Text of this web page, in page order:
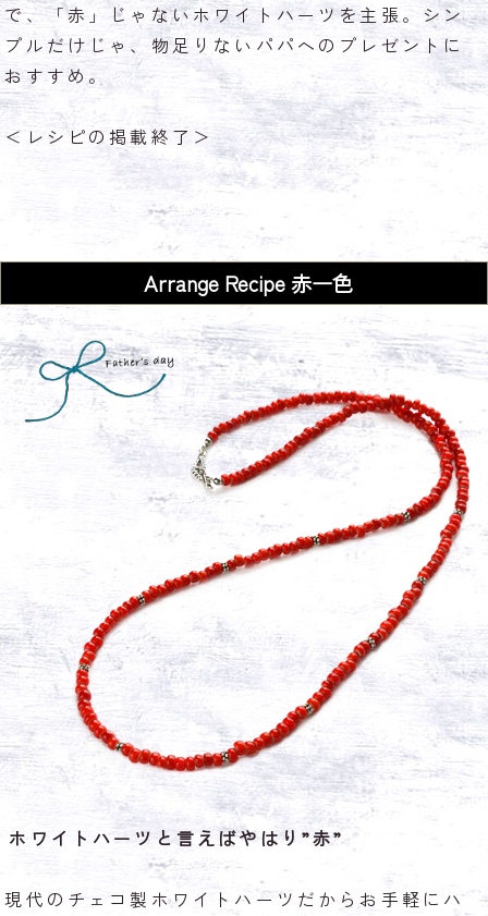
で、「赤」じゃないホワイトハーツを主張。シン
プルだけじゃ、物足りないパパへのプレゼントに
おすすめ。
＜レシピの掲載終了＞
Arrange Recipe赤一色
ホワイトハーツと言えばやはり”赤”
現代のチェコ製ホワイトハーツだからお手軽にハ